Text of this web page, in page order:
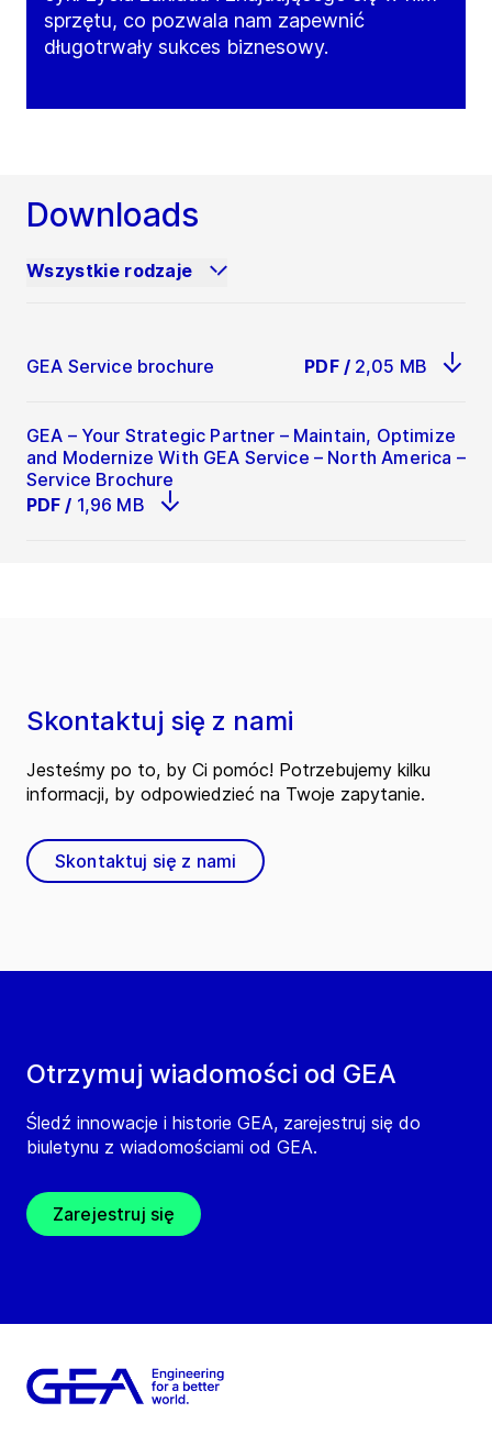
sprzętu, co pozwala nam zapewnić
długotrwały sukces biznesowy.
Downloads
Wszystkie rodzaje
GEA Service brochure PDF / 2,05 MB
GEA – Your Strategic Partner – Maintain, Optimize
and Modernize With GEA Service – North America –
Service Brochure
PDF / 1,96 MB
Otrzymuj wiadomości od GEA
Śledź innowacje i historie GEA, zarejestruj się do
biuletynu z wiadomościami od GEA.
Zarejestruj się
Skontaktuj się z nami
Jesteśmy po to, by Ci pomóc! Potrzebujemy kilku
informacji, by odpowiedzieć na Twoje zapytanie.
Skontaktuj się z nami